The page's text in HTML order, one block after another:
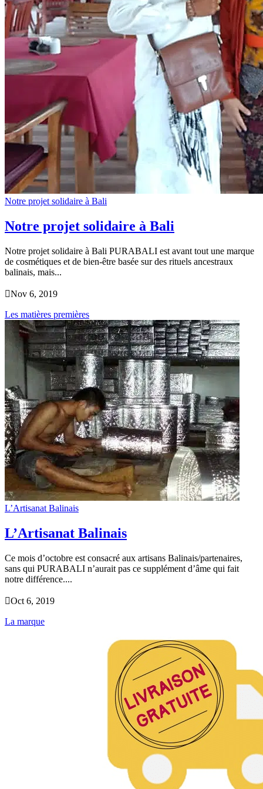
Notre projet solidaire à Bali
Notre projet solidaire à Bali
Notre projet solidaire à Bali PURABALI est avant tout une marque
de cosmétiques et de bien-être basée sur des rituels ancestraux
balinais, mais...
Nov 6, 2019
Les matières premières
L’Artisanat Balinais
L’Artisanat Balinais
Ce mois d’octobre est consacré aux artisans Balinais/partenaires,
sans qui PURABALI n’aurait pas ce supplément d’âme qui fait
notre différence....
Oct 6, 2019
La marque